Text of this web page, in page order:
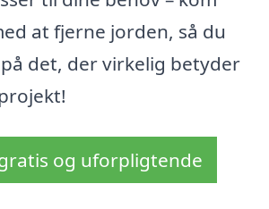
at fjerne jorden, så du
det, der virkelig betyder
og uforpligtende